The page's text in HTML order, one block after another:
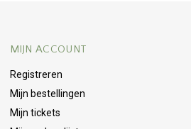
MIJN ACCOUNT
Registreren
Mijn bestellingen
Mijn tickets